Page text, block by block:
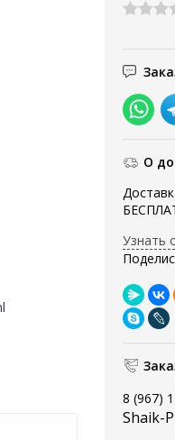
О
Узнать
8 (967)
Shaik-